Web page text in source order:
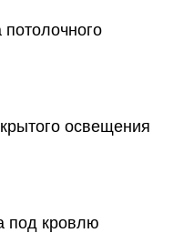
освещения
под кровлю